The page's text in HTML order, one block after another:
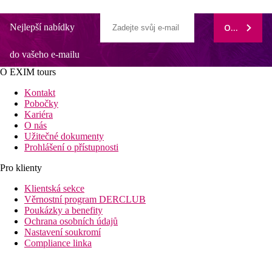
Nejlepší nabídky
do vašeho e-mailu
ODEBÍRAT
O EXIM tours
Kontakt
Pobočky
Kariéra
O nás
Užitečné dokumenty
Prohlášení o přístupnosti
Pro klienty
Klientská sekce
Věrnostní program DERCLUB
Poukázky a benefity
Ochrana osobních údajů
Nastavení soukromí
Compliance linka